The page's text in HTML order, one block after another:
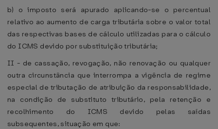
b) o imposto será apurado aplicando-se o percentual
relativo ao aumento de carga tributária sobre o valor total
das respectivas bases de cálculo utilizadas para o cálculo
do ICMS devido por substituição tributária;
II - de cassação, revogação, não renovação ou qualquer
outra circunstância que interrompa a vigência de regime
especial de tributação de atribuição da responsabilidade,
na condição de substituto tributário, pela retenção e
recolhimento do ICMS devido pelas saídas
subsequentes, situação em que: